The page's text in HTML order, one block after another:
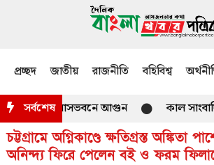
প্রচ্ছদ জাতীয় রাজনীতি বহিবিশ্ব
সর্বশেষবাসভবনে আগুন কাল সাংবাদিক
চট্টগ্রামে অগ্নিকাণ্ডে ক্ষতিগ্রস্ত অঙ্কিতা
অনিন্দ্য ফিরে পেলেন বই ও ফরম